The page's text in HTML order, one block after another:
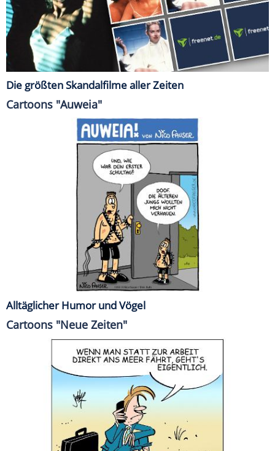
Die größten Skandalfilme aller Zeiten
Cartoons "Auweia"
Alltäglicher Humor und Vögel
Cartoons "Neue Zeiten"